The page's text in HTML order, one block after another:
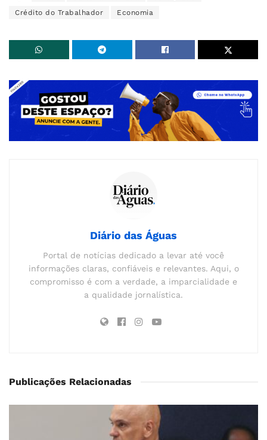
Crédito do Trabalhador Economia
Diário das Águas
Portal de notícias dedicado a levar até você
informações claras, confiáveis e relevantes. Aqui, o
compromisso é com a verdade, a imparcialidade e
a qualidade jornalística.
Publicações Relacionadas